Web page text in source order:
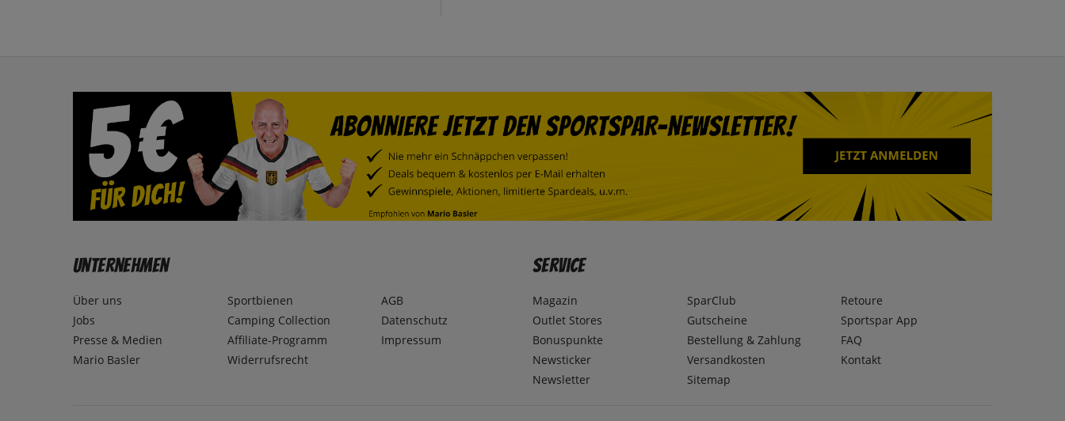
Unternehmen
Über uns
Jobs
Presse & Medien
Mario Basler
Sportbienen
Camping Collection
Affiliate-Programm
Widerrufsrecht
AGB
Datenschutz
Impressum
Service
Magazin
Outlet Stores
Bonuspunkte
Newsticker
Newsletter
SparClub
Gutscheine
Bestellung & Zahlung
Versandkosten
Sitemap
Retoure
Sportspar App
FAQ
Kontakt